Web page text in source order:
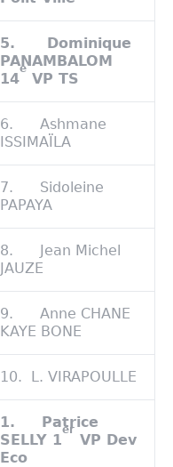
5.
Dominique
PANAMBALOM
14
e
VP TS
6. Ashmane
ISSIMAÏLA
7. Sidoleine
PAPAYA
8. Jean Michel
JAUZE
9. Anne CHANE
KAYE BONE
10. L. VIRAPOULLE
1.
Patrice
SELLY 1
er
VP Dev
Eco